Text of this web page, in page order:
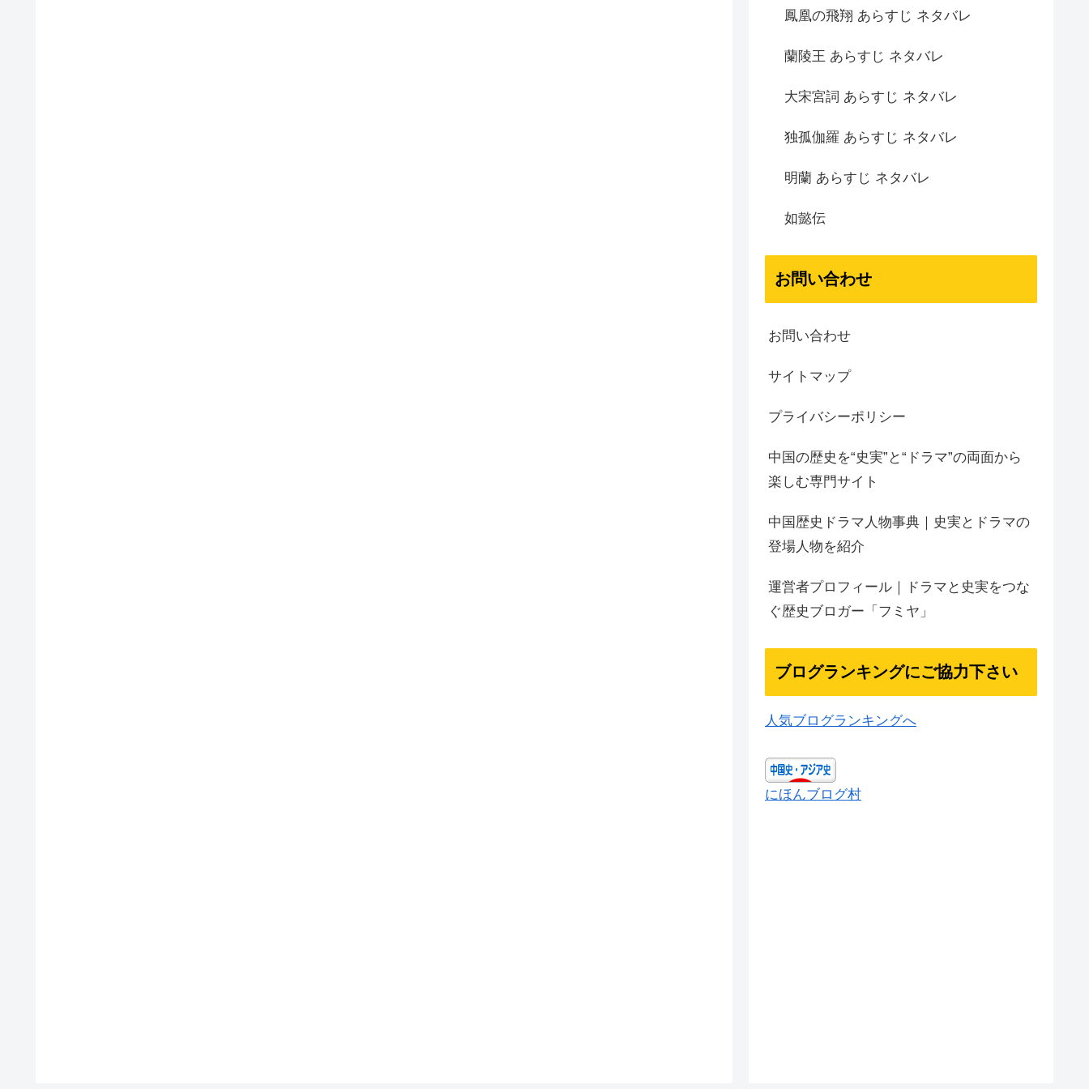
鳳凰の飛翔 あらすじ ネタバレ
蘭陵王 あらすじ ネタバレ
大宋宮詞 あらすじ ネタバレ
独孤伽羅 あらすじ ネタバレ
明蘭 あらすじ ネタバレ
如懿伝
お問い合わせ
お問い合わせ
サイトマップ
プライバシーポリシー
中国の歴史を“史実”と“ドラマ”の両面から
楽しむ専門サイト
中国歴史ドラマ人物事典｜史実とドラマの
登場人物を紹介
運営者プロフィール｜ドラマと史実をつな
ぐ歴史ブロガー「フミヤ」
ブログランキングにご協力下さい
人気ブログランキングへ
にほんブログ村